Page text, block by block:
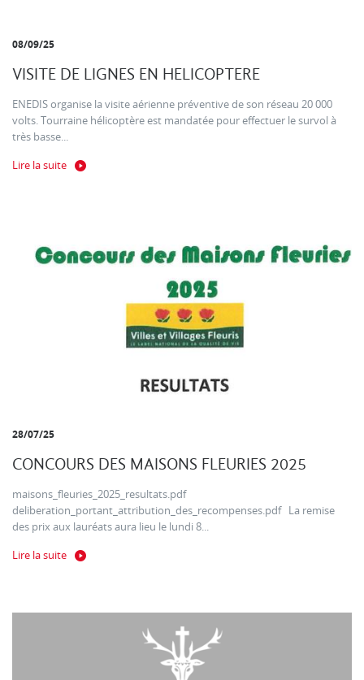
08/09/25
VISITE DE LIGNES EN HELICOPTERE
ENEDIS organise la visite aérienne préventive de son réseau 20 000
volts. Tourraine hélicoptère est mandatée pour effectuer le survol à
très basse...
Lire la suite
28/07/25
CONCOURS DES MAISONS FLEURIES 2025
maisons_fleuries_2025_resultats.pdf
deliberation_portant_attribution_des_recompenses.pdf La remise
des prix aux lauréats aura lieu le lundi 8...
Lire la suite